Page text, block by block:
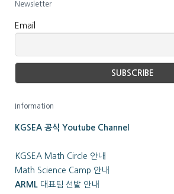
Newsletter
Email
Information
KGSEA 공식 Youtube Channel
KGSEA Math Circle 안내
Math Science Camp 안내
ARML 대표팀 선발 안내